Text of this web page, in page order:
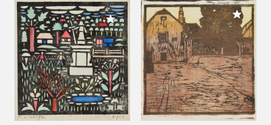
Meiner Sammlung hinzufügen Meiner